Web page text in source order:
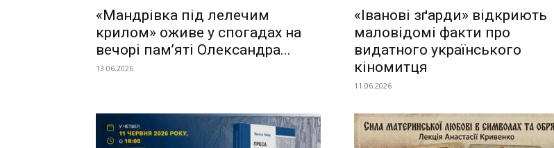
«Мандрівка під лелечим
крилом» оживе у спогадах на
вечорі пам’яті Олександра...
13.06.2026
«Іванові зґарди» відкриють
маловідомі факти про
видатного українського
кіномитця
11.06.2026